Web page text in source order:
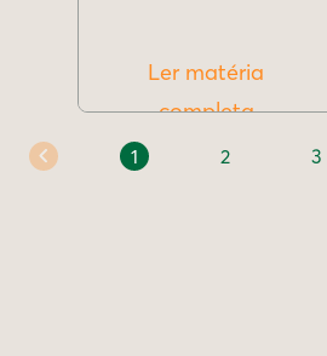
Ler matéria
completa
1 2 3